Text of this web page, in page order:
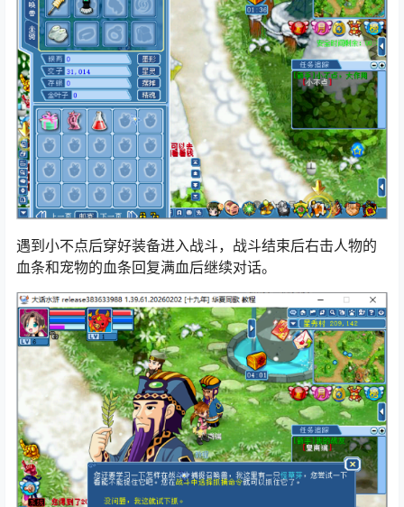
遇到小不点后穿好装备进入战斗，战斗结束后右击人物的
血条和宠物的血条回复满血后继续对话。